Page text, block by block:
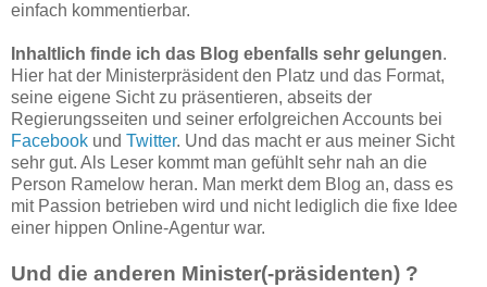
einfach kommentierbar.
Inhaltlich finde ich das Blog ebenfalls sehr gelungen.
Hier hat der Ministerpräsident den Platz und das Format,
seine eigene Sicht zu präsentieren, abseits der
Regierungsseiten und seiner erfolgreichen Accounts bei
Facebook und Twitter. Und das macht er aus meiner Sicht
sehr gut. Als Leser kommt man gefühlt sehr nah an die
Person Ramelow heran. Man merkt dem Blog an, dass es
mit Passion betrieben wird und nicht lediglich die fixe Idee
einer hippen Online-Agentur war.
Und die anderen Minister(-präsidenten) ?